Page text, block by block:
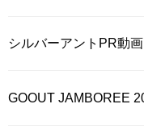
シルバーアントPR動
GOOUT JAMBOREE